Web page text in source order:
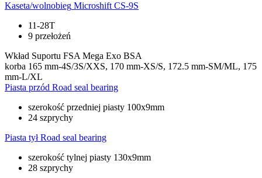
Kaseta/wolnobieg Microshift CS-9S
11-28T
9 przełożeń
Wkład Suportu FSA Mega Exo BSA
korba 165 mm-4S/3S/XXS, 170 mm-XS/S, 172.5 mm-SM/ML, 175
mm-L/XL
Piasta przód Road seal bearing
szerokość przedniej piasty 100x9mm
24 szprychy
Piasta tył Road seal bearing
szerokość tylnej piasty 130x9mm
28 szprychy